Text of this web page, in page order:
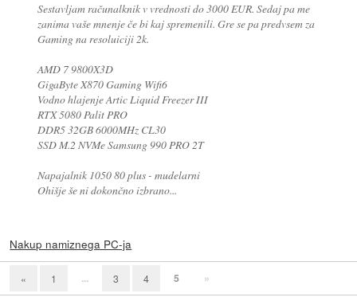
Sestavljam računalknik v vrednosti do 3000 EUR. Sedaj pa me
zanima vaše mnenje če bi kaj spremenili. Gre se pa predvsem za
Gaming na resoluiciji 2k.
AMD 7 9800X3D
GigaByte X870 Gaming Wifi6
Vodno hlajenje Artic Liquid Freezer III
RTX 5080 Palit PRO
DDR5 32GB 6000MHz CL30
SSD M.2 NVMe Samsung 990 PRO 2T
Napajalnik 1050 80 plus - mudelarni
Ohišje še ni dokončno izbrano...
Nakup namiznega PC-ja
« 1 ... 3 4 5 »